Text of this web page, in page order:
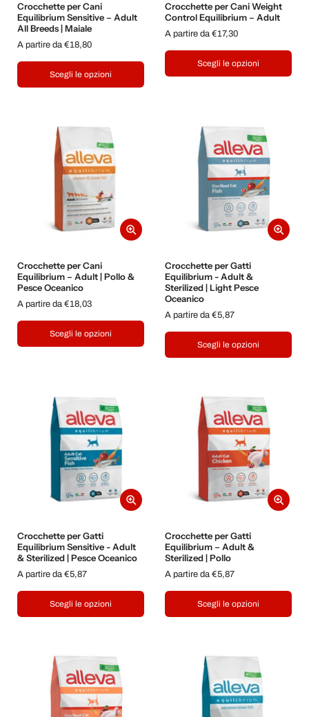
Crocchette per Cani
Equilibrium Sensitive – Adult
All Breeds | Maiale
A partire da €18,80
Scegli le opzioni
Crocchette per Cani Weight
Control Equilibrium – Adult
A partire da €17,30
Scegli le opzioni
Crocchette per Cani
Equilibrium – Adult | Pollo &
Pesce Oceanico
A partire da €18,03
Scegli le opzioni
Crocchette per Gatti
Equilibrium - Adult &
Sterilized | Light Pesce
Oceanico
A partire da €5,87
Scegli le opzioni
Crocchette per Gatti
Equilibrium Sensitive - Adult
& Sterilized | Pesce Oceanico
A partire da €5,87
Scegli le opzioni
Crocchette per Gatti
Equilibrium – Adult &
Sterilized | Pollo
A partire da €5,87
Scegli le opzioni